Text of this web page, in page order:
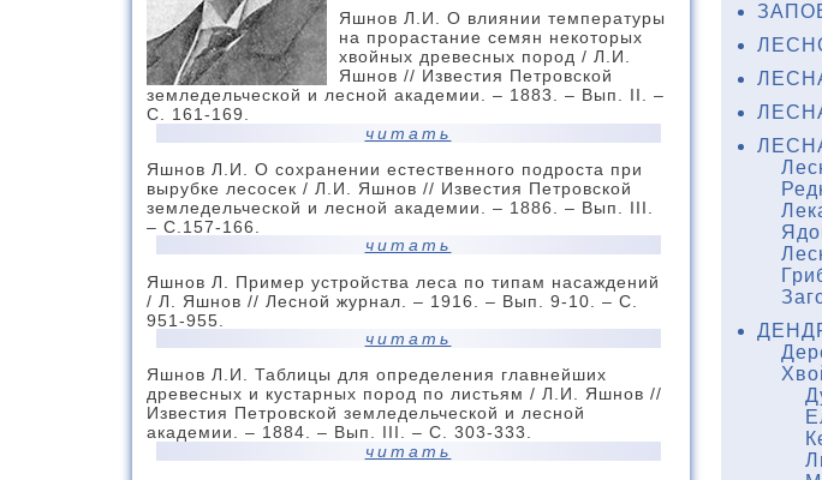
Яшнов Л.И. О влиянии температуры
на прорастание семян некоторых
хвойных древесных пород / Л.И.
Яшнов // Известия Петровской
земледельческой и лесной академии. – 1883. – Вып. II. –
С. 161-169.
читать
Яшнов Л.И. О сохранении естественного подроста при
вырубке лесосек / Л.И. Яшнов // Известия Петровской
земледельческой и лесной академии. – 1886. – Вып. III.
– С.157-166.
читать
Яшнов Л. Пример устройства леса по типам насаждений
/ Л. Яшнов // Лесной журнал. – 1916. – Вып. 9-10. – С.
951-955.
читать
Яшнов Л.И. Таблицы для определения главнейших
древесных и кустарных пород по листьям / Л.И. Яшнов //
Известия Петровской земледельческой и лесной
академии. – 1884. – Вып. III. – С. 303-333.
читать